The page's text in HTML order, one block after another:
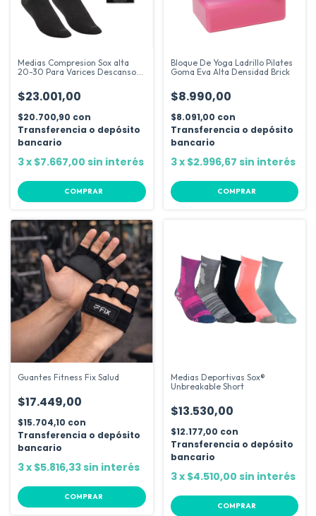
Medias Compresion Sox alta
20-30 Para Varices Descanso
$23.001,00
$20.700,90 con
Transferencia o depósito
bancario
3x $7.667,00 sin interés
COMPRAR
Bloque De Yoga Ladrillo Pilates
Goma Eva Alta Densidad Brick
$8.990,00
$8.091,00 con
Transferencia o depósito
bancario
3x $2.996,67 sin interés
COMPRAR
Guantes Fitness Fix Salud
$17.449,00
$15.704,10 con
Transferencia o depósito
bancario
3x $5.816,33sin interés
COMPRAR
Medias Deportivas Sox®
Unbreakable Short
$13.530,00
$12.177,00 con
Transferencia o depósito
bancario
3x $4.510,00 sin interés
COMPRAR